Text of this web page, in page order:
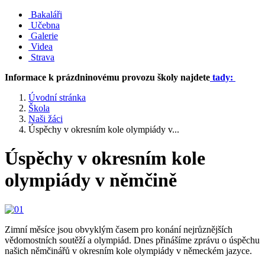
Bakaláři
Učebna
Galerie
Videa
Strava
Informace k prázdninovému provozu školy najdete tady:
Úvodní stránka
Škola
Naši žáci
Úspěchy v okresním kole olympiády v...
Úspěchy v okresním kole
olympiády v němčině
Zimní měsíce jsou obvyklým časem pro konání nejrůznějších
vědomostních soutěží a olympiád. Dnes přinášíme zprávu o úspěchu
našich němčinářů v okresním kole olympiády v německém jazyce.